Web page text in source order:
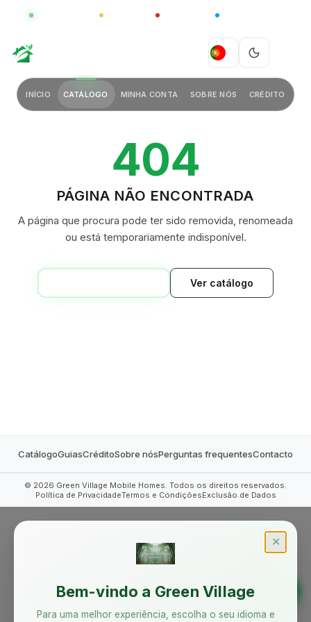
GLOBAL CHINA
PT
INÍCIO CATÁLOGO MINHA CONTA SOBRE NÓS CRÉDITO
404
PÁGINA NÃO ENCONTRADA
A página que procura pode ter sido removida, renomeada
ou está temporariamente indisponível.
Ver catálogo
CatálogoGuiasCréditoSobre nósPerguntas frequentesContacto
© 2026 Green Village Mobile Homes. Todos os direitos reservados.
Política de PrivacidadeTermos e CondiçõesExclusão de Dados
✕
Bem-vindo a Green Village
Para uma melhor experiência, escolha o seu idioma e